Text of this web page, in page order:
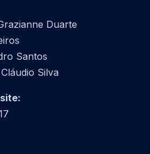
Duarte
Santos
Cláudio Silva